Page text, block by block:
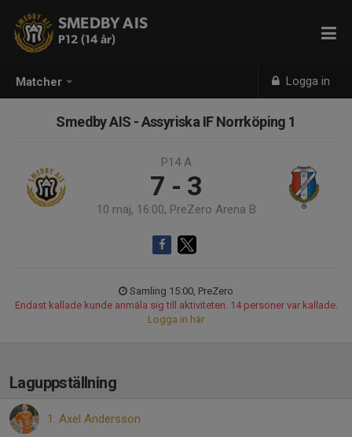
Matcher Logga in
SMEDBY AIS
P12 (14 år)
Smedby AIS - Assyriska IF Norrköping 1
P14 A
7 - 3
10 maj, 16:00, PreZero Arena B
Samling 15:00, PreZero
Endast kallade kunde anmäla sig till aktiviteten. 14 personer var kallade.
Logga in här
Laguppställning
1. Axel Andersson